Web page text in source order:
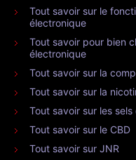
Tout savoir sur le
électronique
Tout savoir pour bien
électronique
Tout savoir sur la
Tout savoir sur la
Tout savoir sur les
Tout savoir sur le CBD
Tout savoir sur JNR